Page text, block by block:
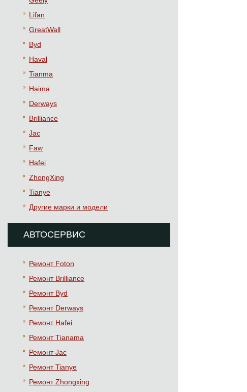
Lifan
GreatWall
Byd
Haval
Tianma
Haima
Derways
Brilliance
Jac
Faw
Hafei
ZhongXing
Tianye
Другие марки и модели
АВТОСЕРВИС
Ремонт Foton
Ремонт Brilliance
Ремонт Byd
Ремонт Derways
Ремонт Hafei
Ремонт Тianama
Ремонт Jac
Ремонт Tianye
Ремонт Zhongxing